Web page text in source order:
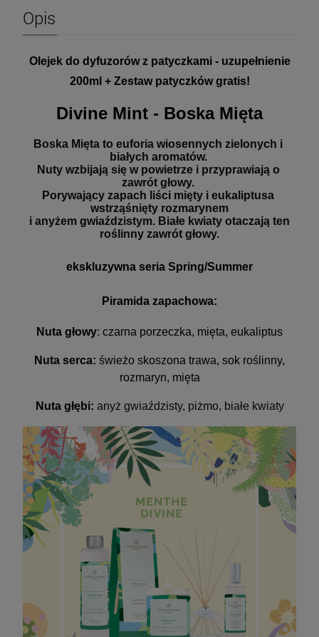
Opis
Olejek do dyfuzorów z patyczkami - uzupełnienie
200ml + Zestaw patyczków gratis!
Divine Mint - Boska Mięta
Boska Mięta to euforia wiosennych zielonych i
białych aromatów.
Nuty wzbijają się w powietrze i przyprawiają o
zawrót głowy.
Porywający zapach liści mięty i eukaliptusa
wstrząśnięty rozmarynem
roślinny zawrót głowy.
ekskluzywna seria Spring/Summer
Piramida zapachowa:
Nuta głowy: czarna porzeczka, mięta, eukaliptus
Nuta serca: świeżo skoszona trawa, sok roślinny,
rozmaryn, mięta
Nuta głębi: anyż gwiaździsty, piżmo, białe kwiaty